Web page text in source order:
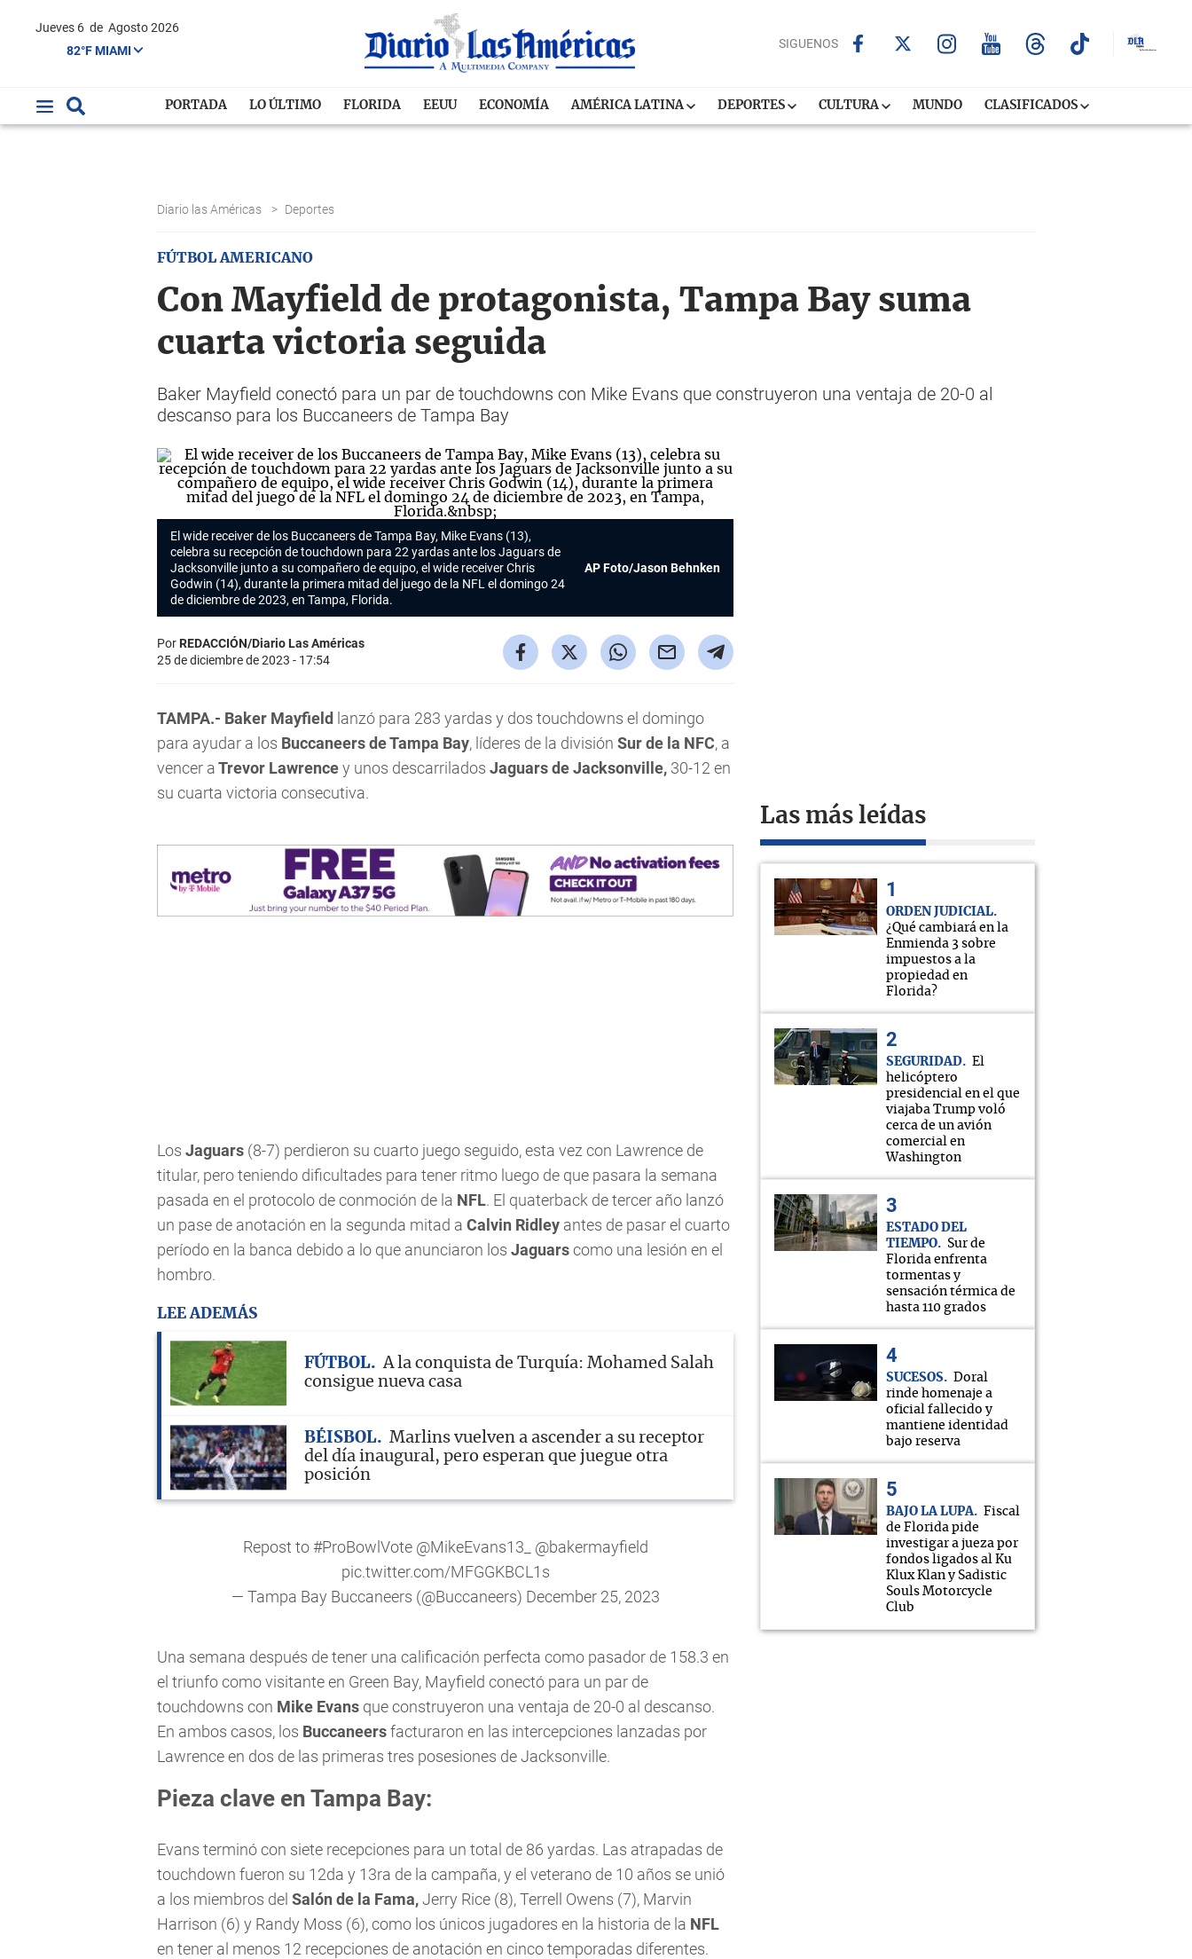
Jueves 6 de Agosto 2026
82°F MIAMI
SIGUENOS
PORTADA LO ÚLTIMO FLORIDA EEUU ECONOMÍA AMÉRICA LATINA DEPORTES CULTURA MUNDO CLASIFICADOS
Diario las Américas > Deportes
FÚTBOL AMERICANO
Con Mayfield de protagonista, Tampa Bay suma
cuarta victoria seguida
Baker Mayfield conectó para un par de touchdowns con Mike Evans que construyeron una ventaja de 20-0 al
descanso para los Buccaneers de Tampa Bay
El wide receiver de los Buccaneers de Tampa Bay, Mike Evans (13),
celebra su recepción de touchdown para 22 yardas ante los Jaguars de
Jacksonville junto a su compañero de equipo, el wide receiver Chris
Godwin (14), durante la primera mitad del juego de la NFL el domingo 24
de diciembre de 2023, en Tampa, Florida.
AP Foto/Jason Behnken
PorREDACCIÓN/Diario Las Américas
25 de diciembre de 2023 - 17:54
TAMPA.- Baker Mayfield lanzó para 283 yardas y dos touchdowns el domingo
para ayudar a los Buccaneers de Tampa Bay, líderes de la división Sur de la NFC, a
vencer aTrevor Lawrencey unos descarrilados Jaguars de Jacksonville, 30-12 en
su cuarta victoria consecutiva.
Los Jaguars (8-7) perdieron su cuarto juego seguido, esta vez con Lawrence de
titular, pero teniendo dificultades para tener ritmo luego de que pasara la semana
pasada en el protocolo de conmoción de la NFL. El quaterback de tercer año lanzó
un pase de anotación en la segunda mitad a Calvin Ridley antes de pasar el cuarto
período en la banca debido a lo que anunciaron los Jaguarscomo una lesión en el
hombro.
LEE ADEMÁS
FÚTBOL
A la conquista de Turquía: Mohamed Salah
consigue nueva casa
BÉISBOL
Marlins vuelven a ascender a su receptor
del día inaugural, pero esperan que juegue otra
posición
Repost to#ProBowlVote @MikeEvans13_
@bakermayfield
pic.twitter.com/MFGGKBCL1s
— Tampa Bay Buccaneers (@Buccaneers) December 25, 2023
Una semana después de tener una calificación perfecta como pasador de 158.3 en
el triunfo como visitante en Green Bay, Mayfield conectó para un par de
touchdowns con Mike Evans que construyeron una ventaja de 20-0 al descanso.
En ambos casos, los Buccaneersfacturaron en las intercepciones lanzadas por
Lawrence en dos de las primeras tres posesiones de Jacksonville.
Pieza clave en Tampa Bay:
Evans terminó con siete recepciones para un total de 86 yardas. Las atrapadas de
touchdown fueron su 12da y 13ra de la campaña, y el veterano de 10 años se unió
a los miembros del Salón de la Fama,Jerry Rice (8), Terrell Owens (7), Marvin
Harrison (6) y Randy Moss (6), como los únicos jugadores en la historia de la NFL
en tener al menos 12 recepciones de anotación en cinco temporadas diferentes.
Las más leídas
ORDEN JUDICIAL
¿Qué cambiará en la
Enmienda 3 sobre
impuestos a la
propiedad en
Florida?
SEGURIDAD
El
helicóptero
presidencial en el que
viajaba Trump voló
cerca de un avión
comercial en
Washington
ESTADO DEL
TIEMPO
Sur de
Florida enfrenta
tormentas y
sensación térmica de
hasta 110 grados
SUCESOS
Doral
rinde homenaje a
oficial fallecido y
mantiene identidad
bajo reserva
BAJO LA LUPA
Fiscal
de Florida pide
investigar a jueza por
fondos ligados al Ku
Klux Klan y Sadistic
Souls Motorcycle
Club